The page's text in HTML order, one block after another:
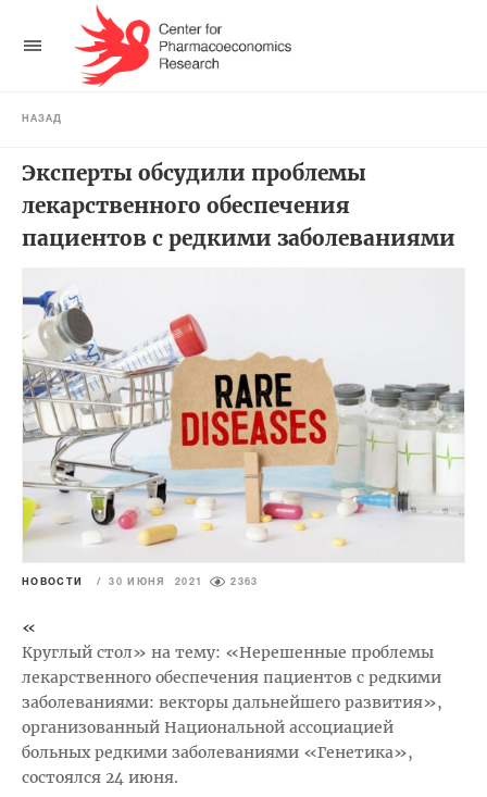
НАЗАД
Эксперты обсудили проблемы
лекарственного обеспечения
пациентов с редкими заболеваниями
НОВОСТИ / 30 ИЮНЯ 2021 2363
«
Круглый стол» на тему: «Нерешенные проблемы
лекарственного обеспечения пациентов с редкими
заболеваниями: векторы дальнейшего развития»,
организованный Национальной ассоциацией
больных редкими заболеваниями «Генетика»,
состоялся 24 июня.